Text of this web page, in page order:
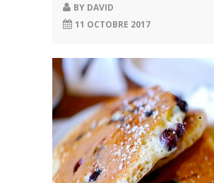
BY DAVID
11 OCTOBRE 2017